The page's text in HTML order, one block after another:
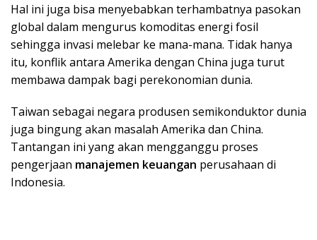
Hal ini juga bisa menyebabkan terhambatnya pasokan
global dalam mengurus komoditas energi fosil
sehingga invasi melebar ke mana-mana. Tidak hanya
itu, konflik antara Amerika dengan China juga turut
membawa dampak bagi perekonomian dunia.
Taiwan sebagai negara produsen semikonduktor dunia
juga bingung akan masalah Amerika dan China.
Tantangan ini yang akan mengganggu proses
pengerjaan manajemen keuangan perusahaan di
Indonesia.